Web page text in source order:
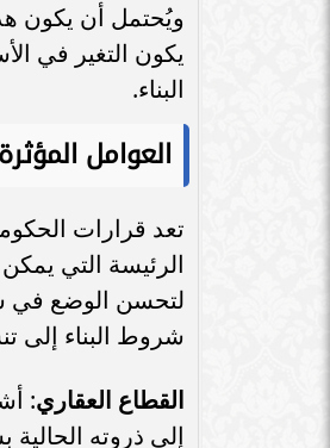
ويُحتمل أن يكون
يكون التغير في
البناء.
العوامل
تعد قرارات
الرئيسة التي
لتحسن الوضع في
شروط البناء إلى
القطاع العقاري:
إلى ذروته